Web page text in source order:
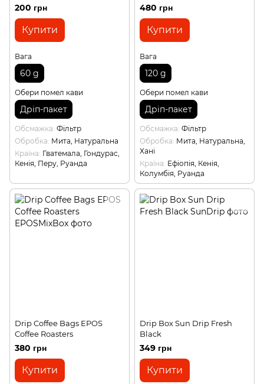
200 грн
Купити
Вага
60 g
Обери помел кави
Дріп-пакет
Обсмажка Фільтр
Обробка Мита, Натуральна
Країна Гватемала, Гондурас,
Кенія, Перу, Руанда
480 грн
Купити
Вага
120 g
Обери помел кави
Дріп-пакет
Обсмажка Фільтр
Обробка Мита, Натуральна,
Хані
Країна Ефіопія, Кенія,
Колумбія, Руанда
Drip Coffee Bags EPOS
Coffee Roasters
380 грн
Купити
Drip Box Sun Drip Fresh
Black
349 грн
Купити